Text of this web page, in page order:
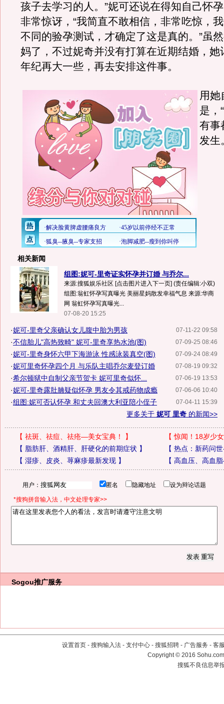
孩子去学习的人。”妮可还说在得知自己怀
非常惊讶，“我简直不敢相信，非常吃惊，
不同的验孕测试，才确定了这是真的。”虽
妈了，不过妮奇并没有打算在近期结婚，她
年纪再大一些，再去安排这件事。
用她
是，
有事
发生
相关新闻
组图:妮可-里奇证实怀孕并订婚 与乔尔...
来源:搜狐娱乐社区 [点击图片进入下一页] (责任编辑:小双)
组图:翁虹怀孕写真曝光 美丽星妈散发幸福气息 来源:华商
网 翁虹怀孕写真曝光...
07-08-20 15:25
07-11-22 09:58
·妮可-里奇父亲确认女儿腹中胎为男孩
07-09-25 08:46
·不信胎儿"高热致畸" 妮可-里奇享热水池(图)
07-09-24 08:49
·妮可-里奇身怀六甲下海游泳 性感泳装真空(图)
07-08-19 09:32
·妮可里奇怀孕四个月 与乐队主唱乔尔麦登订婚
07-06-19 13:53
·希尔顿狱中自制父亲节贺卡 妮可里奇似怀...
07-06-06 10:40
·妮可-里奇露肚腩疑似怀孕 男友令其戒药物成瘾
07-04-11 15:39
·组图:妮可否认怀孕 和丈夫回澳大利亚陪小侄子
更多关于 妮可 里奇 的新闻>>
【 祛斑、祛痘、祛疮—美女宝典！ 】 【惊闻！18岁少
【 脂肪肝、酒精肝、肝硬化的前期症状 】 【 热点：新药问
【 湿疹、皮炎、荨麻疹最新发现】 【 高血压、高血
用户： 匿名 隐藏地址 设为辩论话题
*搜狗拼音输入法，中文处理专家>>
Sogou推广服务
设置首页 - 搜狗输入法 - 支付中心 - 搜狐招聘 - 广告服务 - 客
Copyright©2016
搜狐不良信息举